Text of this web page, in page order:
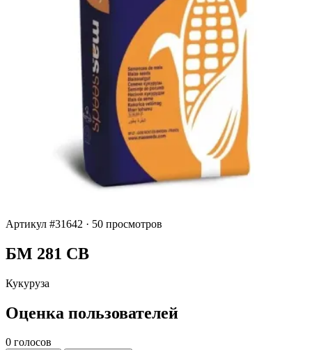
Артикул #31642 · 50 просмотров
БМ 281 СВ
Кукуруза
Оценка пользователей
0 голосов